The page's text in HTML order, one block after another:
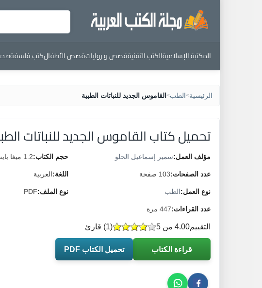
المكتبة الإسلاميةالكتب التقنيةقصص و رواياتقصص الأطفالكتب فلسفة
الرئيسية>الطب> القاموس الجديد للنباتات الطبية
تحميل كتاب القاموس الجديد للنباتات
مؤلف العمل:سمير إسماعيل الحلو حجم الكتاب:1.2 ميغا بايت
عدد الصفحات:103 صفحة اللغة:العربية
نوع العمل:الطب نوع الملف:PDF
عدد القراءات:447 مرة
التقييم (
1) قارئ 4.00 من 5
قراءة الكتاب تحميل الكتاب PDF